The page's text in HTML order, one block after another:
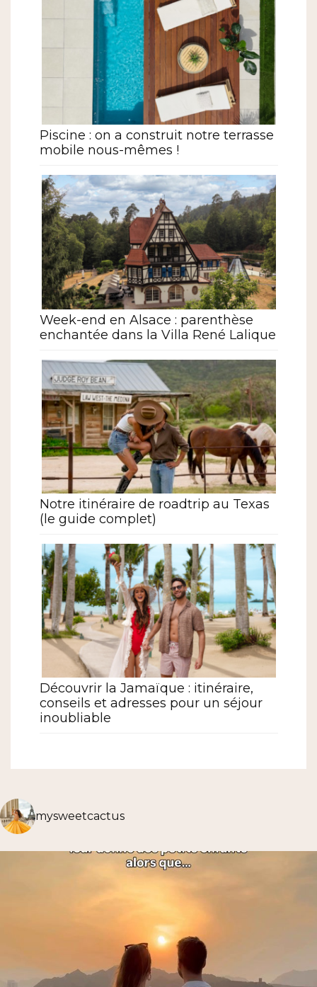
Piscine : on a construit notre terrasse
mobile nous-mêmes !
Week-end en Alsace : parenthèse
enchantée dans la Villa René Lalique
Notre itinéraire de roadtrip au Texas
(le guide complet)
Découvrir la Jamaïque : itinéraire,
conseils et adresses pour un séjour
inoubliable
mysweetcactus